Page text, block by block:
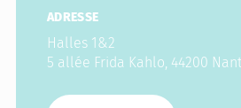
ADRESSE
Halles 1&2
5 allée Frida Kahlo, 44200